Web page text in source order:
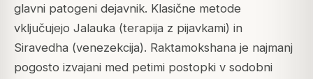
glavni patogeni dejavnik. Klasične metode
vključujejo Jalauka (terapija z pijavkami) in
Siravedha (venezekcija). Raktamokshana je najmanj
pogosto izvajani med petimi postopki v sodobni